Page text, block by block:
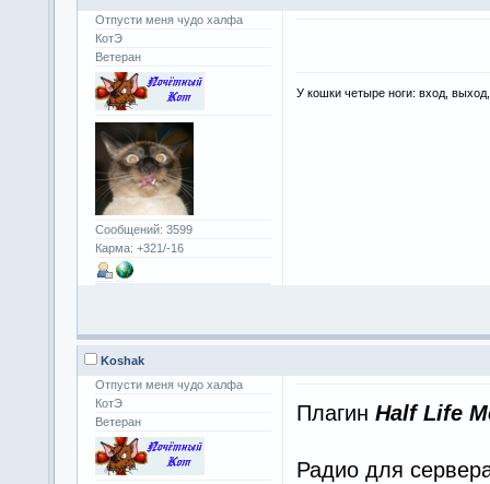
Отпусти меня чудо халфа
КотЭ
Ветеран
Сообщений: 3599
Карма: +321/-16
У кошки четыре ноги: вход,
Koshak
Отпусти меня чудо халфа
КотЭ
Ветеран
Плагин Half Life
Радио для